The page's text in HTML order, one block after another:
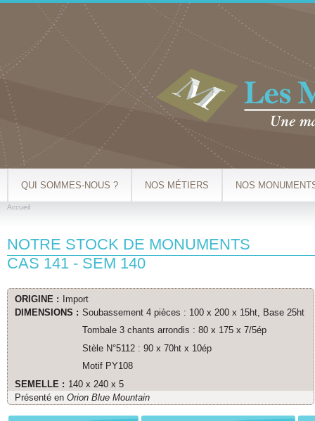
QUI SOMMES-NOUS ? NOS MÉTIERS NOS
Accueil
NOTRE STOCK DE MONUMENTS
CAS 141 - SEM 140
ORIGINE :
Import
DIMENSIONS : Soubassement 4 pièces : 100 x 200 x 15ht, Base 25ht
Tombale 3 chants arrondis : 80 x 175 x 7/5ép
Stèle N°5112 : 90 x 70ht x 10ép
Motif PY108
SEMELLE : 140 x 240 x 5
Présenté en Orion Blue Mountain